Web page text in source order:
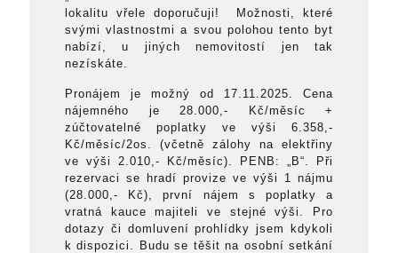
lokalitu vřele doporučuji! Možnosti, které
svými vlastnostmi a svou polohou tento byt
nabízí, u jiných nemovitostí jen tak
nezískáte.
Pronájem je možný od 17.11.2025. Cena
nájemného je 28.000,- Kč/měsíc +
zúčtovatelné poplatky ve výši 6.358,-
Kč/měsíc/2os. (včetně zálohy na elektřiny
ve výši 2.010,- Kč/měsíc). PENB: „B“. Při
rezervaci se hradí provize ve výši 1 nájmu
(28.000,- Kč), první nájem s poplatky a
vratná kauce majiteli ve stejné výši. Pro
dotazy či domluvení prohlídky jsem kdykoli
k dispozici. Budu se těšit na osobní setkání